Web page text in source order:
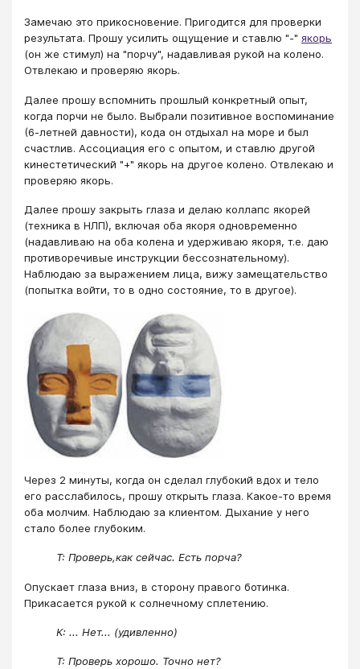
Замечаю это прикосновение. Пригодится для проверки
результата. Прошу усилить ощущение и ставлю "-" якорь
(он же стимул) на "порчу", надавливая рукой на колено.
Отвлекаю и проверяю якорь.
Далее прошу вспомнить прошлый конкретный опыт,
когда порчи не было. Выбрали позитивное воспоминание
(6-летней давности), кода он отдыхал на море и был
счастлив. Ассоциация его с опытом, и ставлю другой
кинестетический "+" якорь на другое колено. Отвлекаю и
проверяю якорь.
Далее прошу закрыть глаза и делаю коллапс якорей
(техника в НЛП), включая оба якоря одновременно
(надавливаю на оба колена и удерживаю якоря, т.е. даю
противоречивые инструкции бессознательному).
Наблюдаю за выражением лица, вижу замещательство
(попытка войти, то в одно состояние, то в другое).
Через 2 минуты, когда он сделал глубокий вдох и тело
его расслабилось, прошу открыть глаза. Какое-то время
оба молчим. Наблюдаю за клиентом. Дыхание у него
стало более глубоким.
Т: Проверь,как сейчас. Есть порча?
Опускает глаза вниз, в сторону правого ботинка.
Прикасается рукой к солнечному сплетению.
К: ... Нет... (удивленно)
Т: Проверь хорошо. Точно нет?